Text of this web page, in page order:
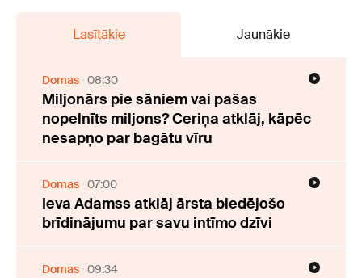
Lasītākie Jaunākie
Domas 08:30
Miljonārs pie sāniem vai pašas
nopelnīts miljons? Ceriņa atklāj, kāpēc
nesapņo par bagātu vīru
Domas 07:00
Ieva Adamss atklāj ārsta biedējošo
brīdinājumu par savu intīmo dzīvi
Domas 09:34